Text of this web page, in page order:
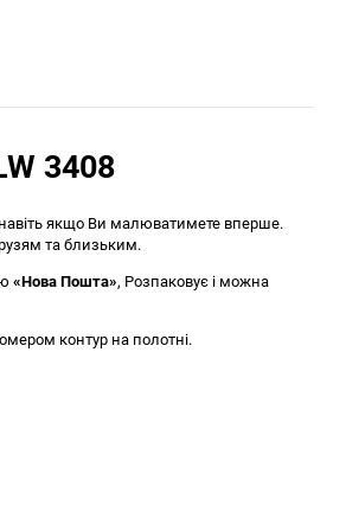
3408
якщо Ви малюватимете вперше.
та близьким.
«Нова Пошта», Розпаковує і можна
контур на полотні.